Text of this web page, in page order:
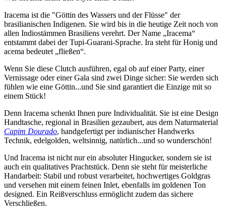
Iracema ist die "Göttin des Wassers und der Flüsse" der
brasilianischen Indigenen. Sie wird bis in die heutige Zeit noch von
allen Indiostämmen Brasiliens verehrt. Der Name „Iracema“
entstammt dabei der Tupi-Guarani-Sprache. Ira steht für Honig und
acema bedeutet „fließen“.
Wenn Sie diese Clutch ausführen, egal ob auf einer Party, einer
Vernissage oder einer Gala sind zwei Dinge sicher: Sie werden sich
fühlen wie eine Göttin...und Sie sind garantiert die Einzige mit so
einem Stück!
Denn Iracema schenkt Ihnen pure Individualität. Sie ist eine Design
Handtasche, regional in Brasilien gezaubert, aus dem Naturmaterial
Capim Dourado, handgefertigt per indianischer Handwerks
Technik, edelgolden, weltsinnig, natürlich...und so wunderschön!
Und Iracema ist nicht nur ein absoluter Hingucker, sondern sie ist
auch ein qualitatives Prachtstück. Denn sie steht für meisterliche
Handarbeit: Stabil und robust verarbeitet, hochwertiges Goldgras
und versehen mit einem feinen Inlet, ebenfalls im goldenen Ton
designed. Ein Reißverschluss ermöglicht zudem das sichere
Verschließen.